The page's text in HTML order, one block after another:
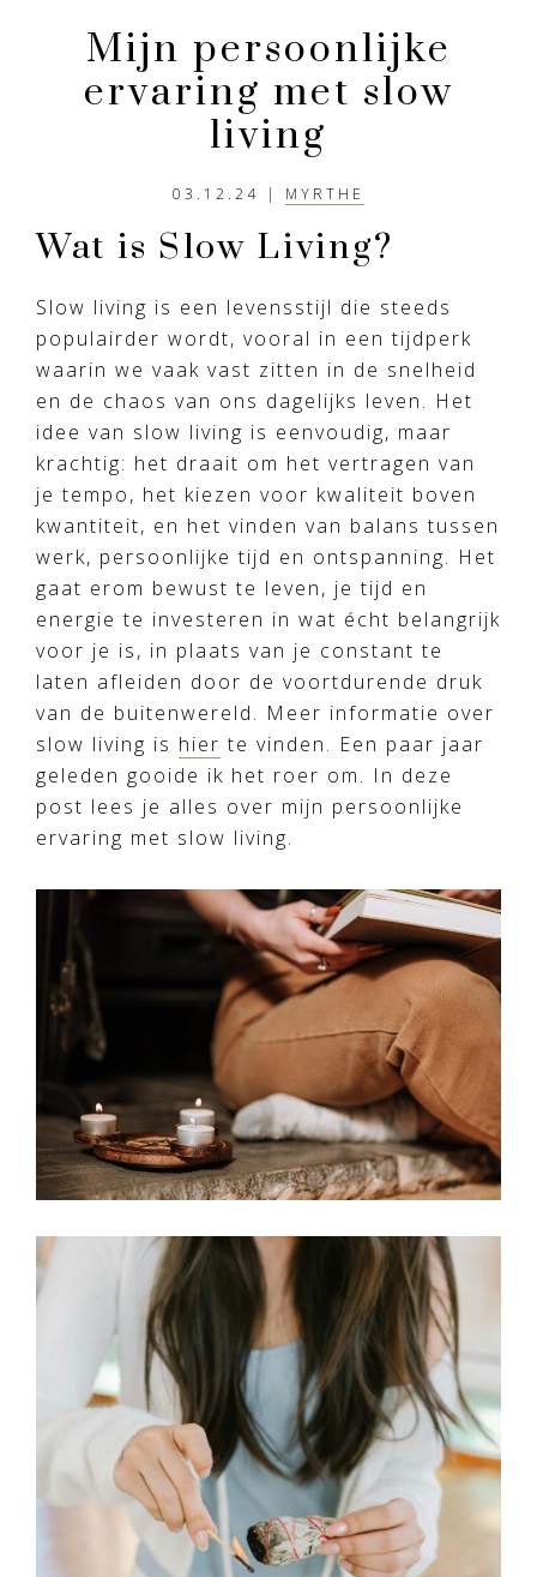
rustiger
aandoen
Mijn persoonlijke
ervaring met slow
living
03.12.24 | MYRTHE
Wat is Slow Living?
Slow living is een levensstijl die steeds
populairder wordt, vooral in een tijdperk
waarin we vaak vast zitten in de snelheid
en de chaos van ons dagelijks leven. Het
idee van slow living is eenvoudig, maar
krachtig: het draait om het vertragen van
je tempo, het kiezen voor kwaliteit boven
kwantiteit, en het vinden van balans tussen
werk, persoonlijke tijd en ontspanning. Het
gaat erom bewust te leven, je tijd en
energie te investeren in wat écht belangrijk
voor je is, in plaats van je constant te
laten afleiden door de voortdurende druk
van de buitenwereld. Meer informatie over
slow living is hier te vinden. Een paar jaar
geleden gooide ik het roer om. In deze
post lees je alles over mijn persoonlijke
ervaring met slow living.